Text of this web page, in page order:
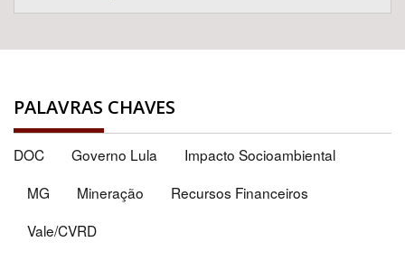
PALAVRAS CHAVES
DOC Governo Lula
Impacto Socioambiental
MG
Mineração
Recursos Financeiros
Vale/CVRD